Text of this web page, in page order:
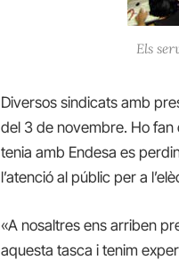
Els
Diversos sindicats amb
del 3 de novembre. Ho
tenia amb Endesa es
l’atenció al públic per a
«A nosaltres ens arriben
aquesta tasca i tenim